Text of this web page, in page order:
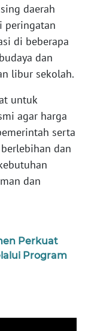
daerah
peringatan
di beberapa
dan
libur sekolah.
untuk
agar harga
serta
dan
dan
Perkuat
Program